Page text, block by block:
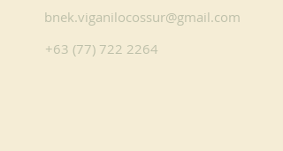
bnek.viganilocossur@gmail.com
+63 (77) 722 2264